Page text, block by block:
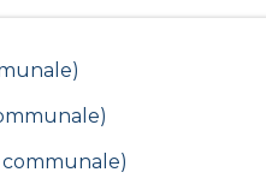
communale)